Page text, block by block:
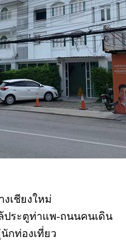
เชียงใหม่
ประตูท่าแพ-ถนนคนเดิน
กท่องเที่ยว